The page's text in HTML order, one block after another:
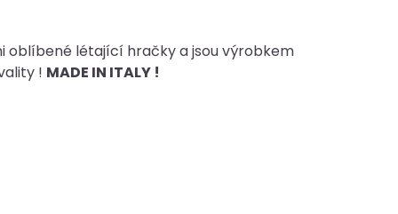
oblíbené létající hračky a jsou výrobkem
! MADE IN ITALY !